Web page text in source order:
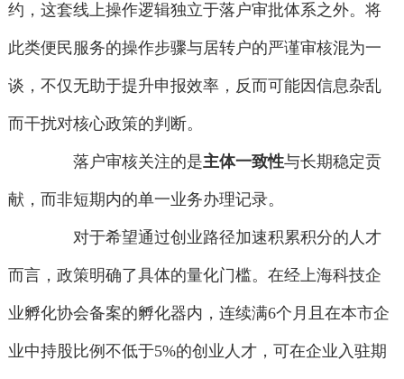
约，这套线上操作逻辑独立于落户审批体系之外。将
此类便民服务的操作步骤与居转户的严谨审核混为一
谈，不仅无助于提升申报效率，反而可能因信息杂乱
而干扰对核心政策的判断。
落户审核关注的是主体一致性与长期稳定贡
献，而非短期内的单一业务办理记录。
对于希望通过创业路径加速积累积分的人才
而言，政策明确了具体的量化门槛。在经上海科技企
业孵化协会备案的孵化器内，连续满6个月且在本市企
业中持股比例不低于5%的创业人才，可在企业入驻期